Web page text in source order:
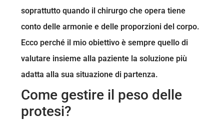
soprattutto quando il chirurgo che opera tiene
conto delle armonie e delle proporzioni del corpo.
Ecco perché il mio obiettivo è sempre quello di
valutare insieme alla paziente la soluzione più
adatta alla sua situazione di partenza.
Come gestire il peso delle
protesi?